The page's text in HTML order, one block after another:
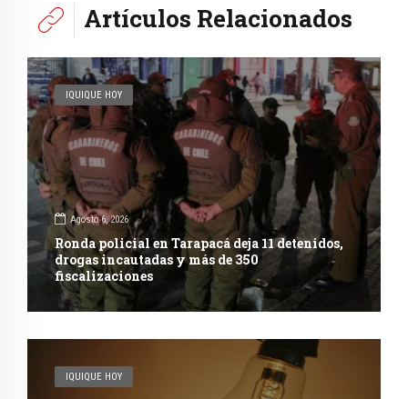
Artículos Relacionados
IQUIQUE HOY
Agosto 6, 2026
Ronda policial en Tarapacá deja 11 detenidos,
drogas incautadas y más de 350
fiscalizaciones
IQUIQUE HOY